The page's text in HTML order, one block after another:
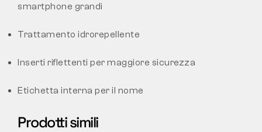
smartphone grandi
Trattamento idrorepellente
Inserti riflettenti per maggiore sicurezza
Etichetta interna per il nome
Prodotti simili